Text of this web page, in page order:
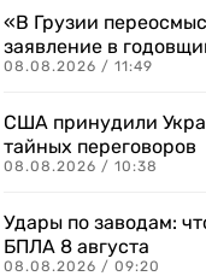
«В Грузии
заявление в
08.08.2026 / 11:49
США принудили
тайных переговоров
08.08.2026 / 10:38
Удары по заводам:
БПЛА 8 августа
08.08.2026 / 09:20